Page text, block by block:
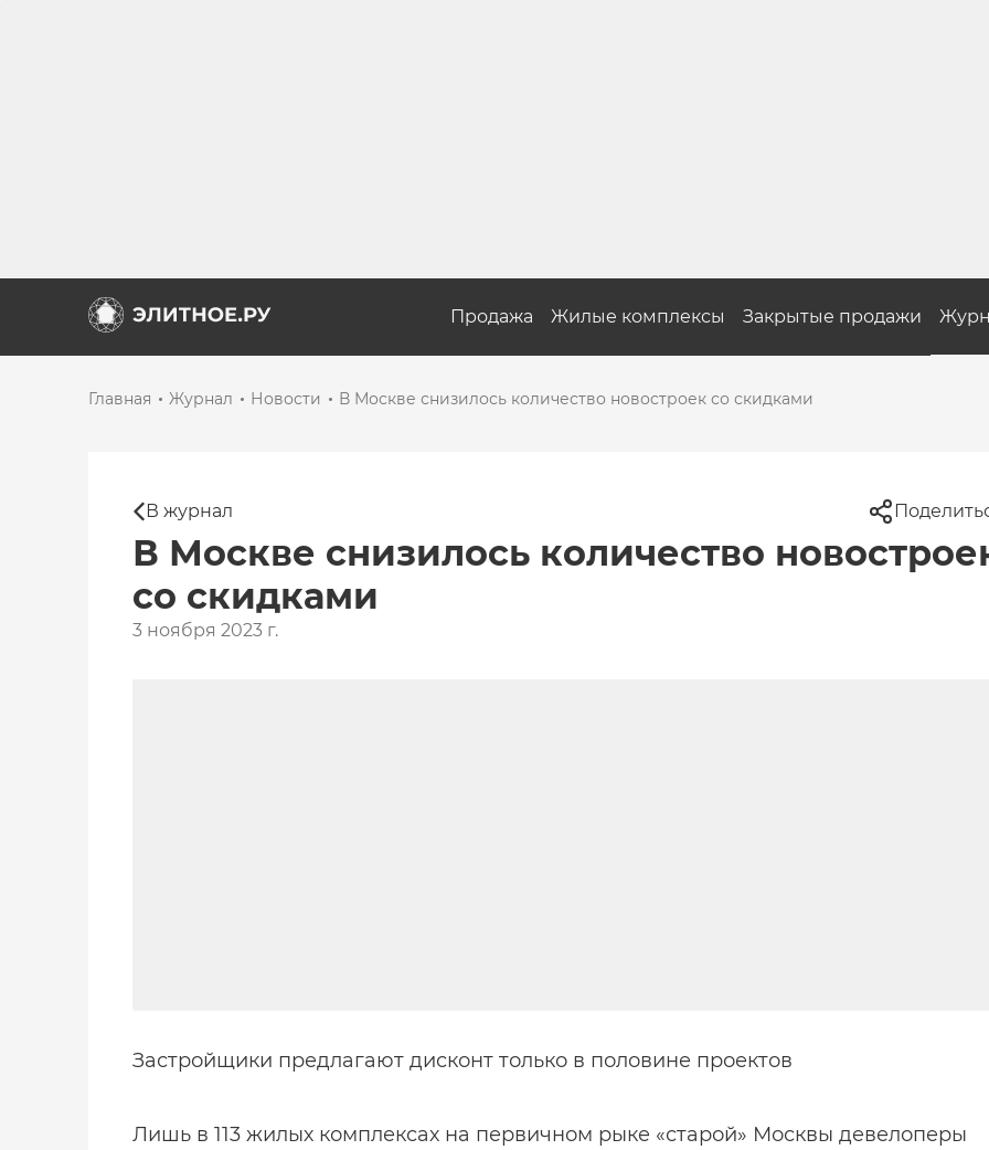
Продажа Жилые комплексы Закрытые продажи
Главная Журнал Новости В Москве снизилось количество новостроек со скидками
В журнал
В Москве снизилось количество
со скидками
3 ноября 2023 г.
Застройщики предлагают дисконт только в половине проектов
Лишь в 113 жилых комплексах на первичном рыке «старой» Москвы девелоперы